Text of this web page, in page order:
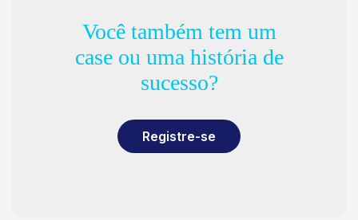
Você também tem um
case ou uma história de
sucesso?
Registre-se